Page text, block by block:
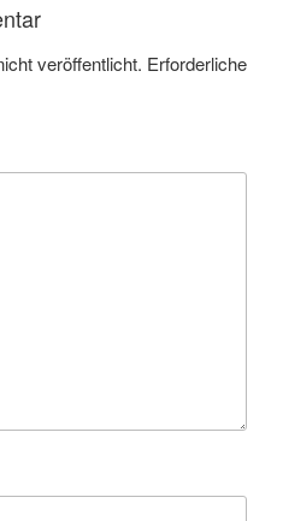
veröffentlicht. Erforderliche